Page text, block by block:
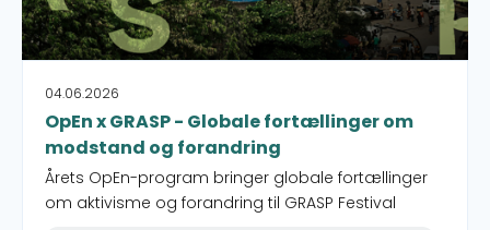
04.06.2026
OpEn x GRASP - Globale fortællinger om
modstand og forandring
Årets OpEn-program bringer globale fortællinger
om aktivisme og forandring til GRASP Festival